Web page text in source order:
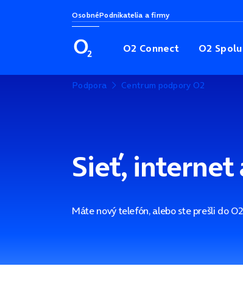
OsobnéPodnikatelia a firmy
O2 Connect O2 Spolu
Podpora Centrum podpory O2
Sieť, internet
Máte nový telefón, alebo ste prešli do